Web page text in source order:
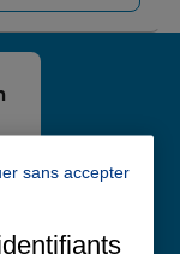
sans accepter